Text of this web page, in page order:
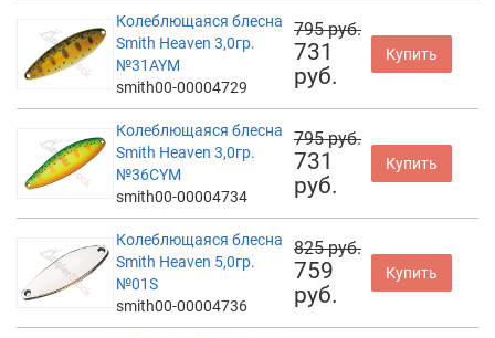
Колеблющаяся блесна
Smith Heaven 3,0гр.
№31AYM
smith00-00004729
795 руб.
731
руб.
Купить
Колеблющаяся блесна
Smith Heaven 3,0гр.
№36CYM
smith00-00004734
795 руб.
731
руб.
Купить
Колеблющаяся блесна
Smith Heaven 5,0гр.
№01S
smith00-00004736
825 руб.
759
руб.
Купить